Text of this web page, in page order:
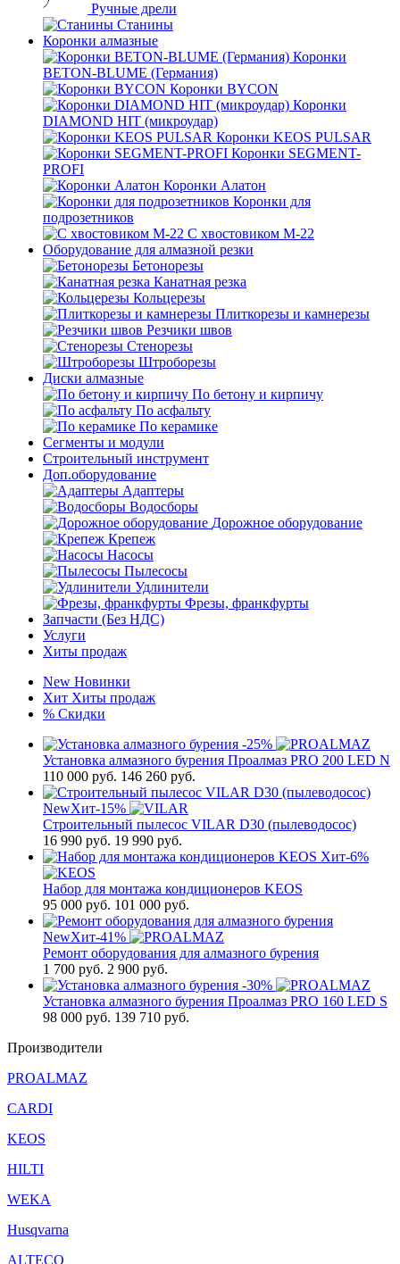
Ручные дрели
Станины
Коронки алмазные
Коронки
BETON-BLUME (Германия)
Коронки BYCON
Коронки
DIAMOND HIT (микроудар)
Коронки KEOS PULSAR
Коронки SEGMENT-
PROFI
Коронки Алатон
Коронки для
подрозетников
С хвостовиком М-22
Оборудование для алмазной резки
Бетонорезы
Канатная резка
Кольцерезы
Плиткорезы и камнерезы
Резчики швов
Стенорезы
Штроборезы
Диски алмазные
По бетону и кирпичу
По асфальту
По керамике
Сегменты и модули
Строительный инструмент
Доп.оборудование
Адаптеры
Водосборы
Дорожное оборудование
Крепеж
Насосы
Пылесосы
Удлинители
Фрезы, франкфурты
Запчасти (Без НДС)
Услуги
Хиты продаж
New Новинки
Хит Хиты продаж
% Скидки
-25%
Установка алмазного бурения Проалмаз PRO 200 LED N
110 000 руб. 146 260 руб.
NewХит-15%
Строительный пылесос VILAR D30 (пылеводосос)
16 990 руб. 19 990 руб.
Хит-6%
Набор для монтажа кондиционеров KEOS
95 000 руб. 101 000 руб.
NewХит-41%
Ремонт оборудования для алмазного бурения
1 700 руб. 2 900 руб.
-30%
Установка алмазного бурения Проалмаз PRO 160 LED S
98 000 руб. 139 710 руб.
Производители
PROALMAZ
CARDI
KEOS
HILTI
WEKA
Husqvarna
ALTECO